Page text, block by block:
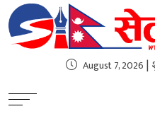
August 7, 2026 |